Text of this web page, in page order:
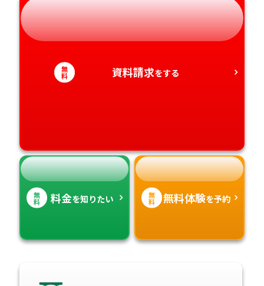
岐阜県
静岡県
愛知県
奈良県
和歌山県
山口県
徳島県
香川県
熊本県
大分県
宮崎県
無
料 資料請求をする
無
料 料金を知りたい 無
料 無料体験を予約